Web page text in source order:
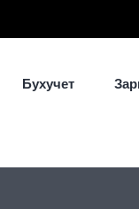
Бухучет